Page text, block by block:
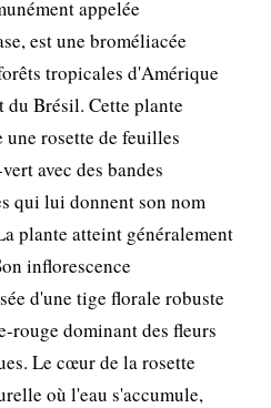
appelée
est une broméliacée
tropicales d'Amérique
Brésil. Cette plante
rosette de feuilles
avec des bandes
qui lui donnent son nom
plante atteint généralement
inflorescence
d'une tige florale robuste
rouge dominant des fleurs
Le cœur de la rosette
où l'eau s'accumule,